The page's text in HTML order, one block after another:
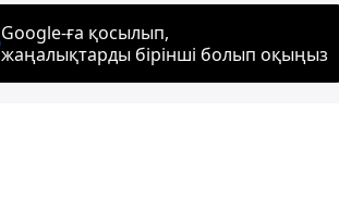
Google-ға қосылып,
жаңалықтарды бірінші болып оқыңыз